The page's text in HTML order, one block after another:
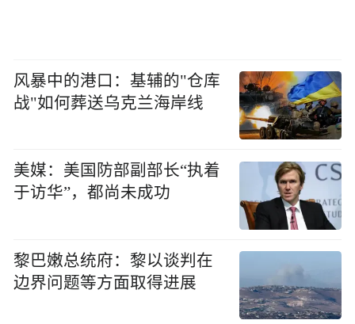
风暴中的港口：基辅的"仓库
战"如何葬送乌克兰海岸线
美媒：美国防部副部长“执着
于访华”，都尚未成功
黎巴嫩总统府：黎以谈判在
边界问题等方面取得进展